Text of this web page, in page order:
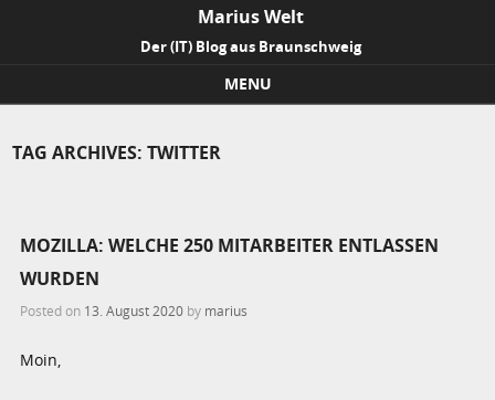
Marius Welt
Der (IT) Blog aus Braunschweig
MENU
TAG ARCHIVES:TWITTER
MOZILLA: WELCHE 250 MITARBEITER ENTLASSEN
WURDEN
Posted on 13. August 2020 by marius
Moin,